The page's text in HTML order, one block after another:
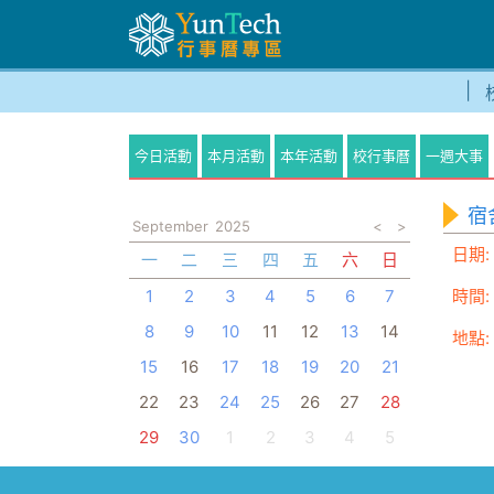
今日活動 本月活動 本年活動 校行事曆 一週大事
September 2025 < >
一 二 三 四 五 六
日
1
2 3 4 5 6
7
8
9 10 11 12 13
14
15
16 17 18 19 20
21
22
23 24 25 26 27
28
29
30 1 2 3 4 5
宿
日期:
時間:
地點: